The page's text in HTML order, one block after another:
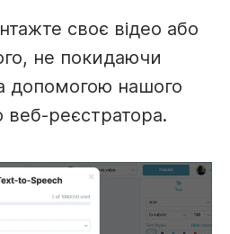
своє відео або
не покидаючи
допомогою нашого
веб-реєстратора.